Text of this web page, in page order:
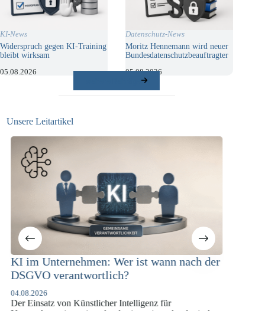
KI-News
Widerspruch gegen KI-Training
bleibt wirksam
05.08.2026
Datenschutz-News
Moritz Hennemann wird neuer
Bundesdatenschutzbeauftragter
05.08.2026
Unsere Leitartikel
Wer ist wann nach der
Intelligenz für
KI-Compliance in der
07.07.2026